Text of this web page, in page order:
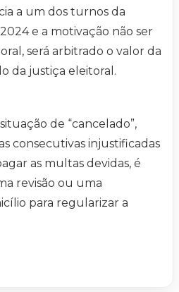
a um dos turnos da
e a motivação não ser
será arbitrado o valor da
da justiça eleitoral.
de “cancelado”,
consecutivas injustificadas
as multas devidas, é
revisão ou uma
para regularizar a